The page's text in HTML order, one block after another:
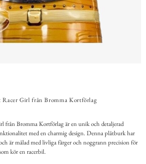
Girl från Bromma Kortförlag
från Bromma Kortförlag är en unik och detaljerad
med en charmig design. Denna plåtburk har
är målad med livliga färger och noggrann precision för
kör en racerbil.